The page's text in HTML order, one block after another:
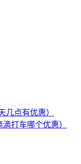
几点有优惠）
打车哪个优惠）